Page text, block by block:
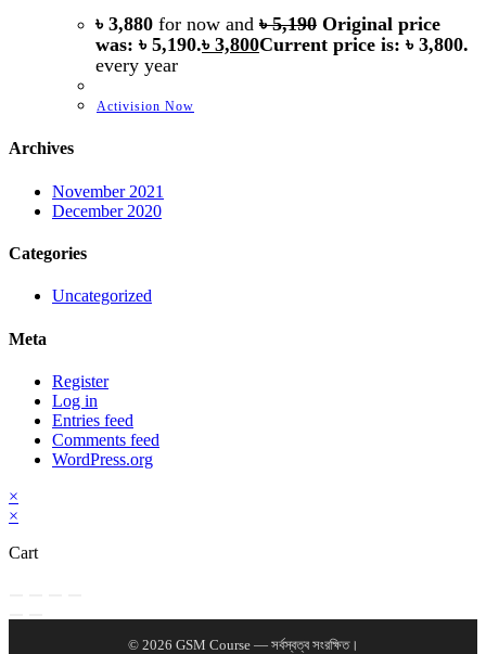
৳ 3,880 for now and৳5,190 Original price
was: ৳ 5,190.৳ 3,800Current price is: ৳ 3,800.
every year
Activision Now
Archives
November 2021
December 2020
Categories
Uncategorized
Meta
Register
Log in
Entries feed
Comments feed
WordPress.org
×
×
Cart
© 2026 GSM Course — সর্বস্বত্ব সংরক্ষিত।